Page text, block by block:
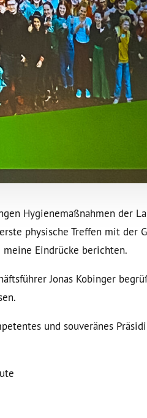
Hygienemaßnahmen der
physische Treffen mit der
Eindrücke berichten.
Jonas Kobinger
und souveränes